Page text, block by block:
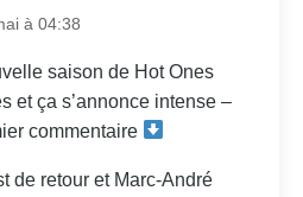
à 04:38
saison de Hot Ones
et ça s’annonce intense –
commentaire
de retour et Marc-André